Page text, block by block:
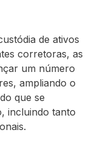
de ativos
corretoras, as
um número
ampliando o
que se
incluindo tanto